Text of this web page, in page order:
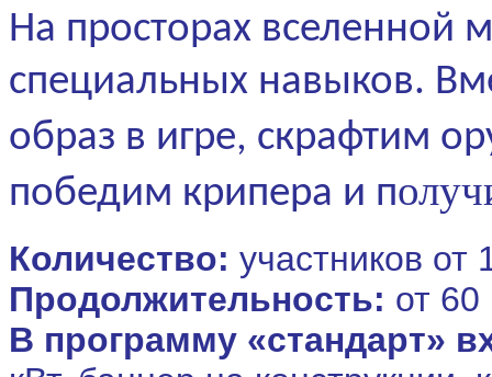
На просторах вселенной
специальных навыков.
образ в игре, скрафтим
победим крипера и п
Количество: участников от
Продолжительность: от
В программу «стандарт»